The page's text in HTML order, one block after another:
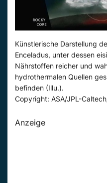
Künstlerische Darstellung
Enceladus, unter dessen
Nährstoffen reicher und
hydrothermalen Quellen
befinden (Illu.).
Copyright: ASA/JPL-
Anzeige